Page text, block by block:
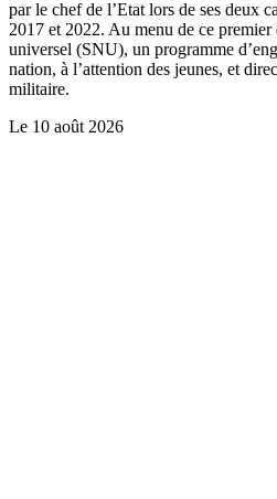
par le chef de l’Etat lors de ses deux
2017 et 2022. Au menu de ce
universel (SNU), un programme
nation, à l’attention des jeunes, et
militaire.
Le 10 août 2026